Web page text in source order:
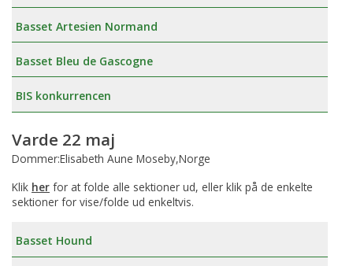
Basset Artesien Normand
Basset Bleu de Gascogne
BIS konkurrencen
Varde 22 maj
Dommer:Elisabeth Aune Moseby,Norge
Klik her for at folde alle sektioner ud, eller klik på de enkelte
sektioner for vise/folde ud enkeltvis.
Basset Hound